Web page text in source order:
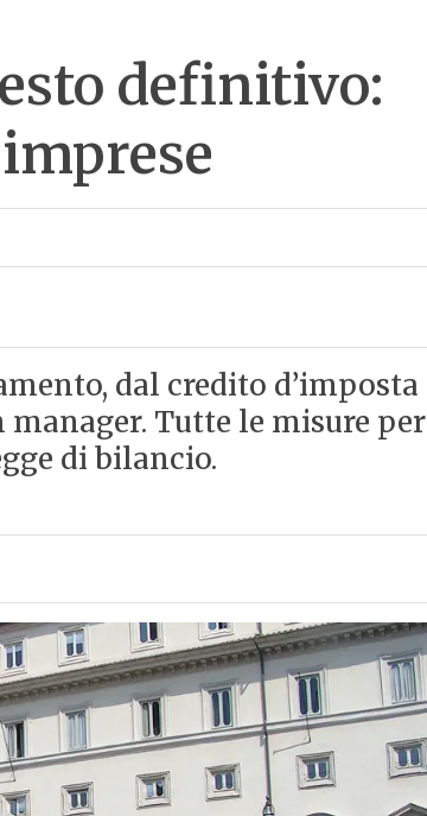
definitivo:
dal credito d’imposta
Tutte le misure per
di bilancio.